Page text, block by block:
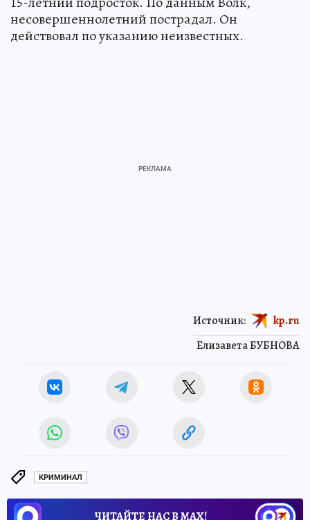
несовершеннолетний пострадал. Он
действовал по указанию неизвестных.
Елизавета БУБНОВА
Источник: kp.ru
КРИМИНАЛ
ЧИТАЙТЕ НАС В МАХ!